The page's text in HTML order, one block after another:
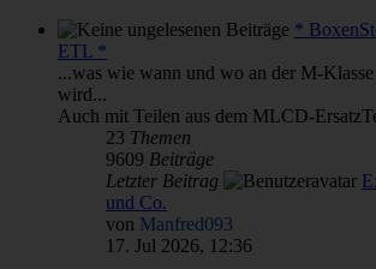
*
ETL *
...was wie wann und wo an der M-
wird...
Auch mit Teilen aus dem MLCD-
23 Themen
9609 Beiträge
Letzter Beitrag
und Co.
von Manfred093
17. Jul 2026, 12:36